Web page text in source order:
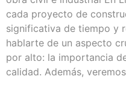
cada proyecto de
significativa de tiempo y
hablarte de un aspecto
por alto: la importancia
calidad. Además,